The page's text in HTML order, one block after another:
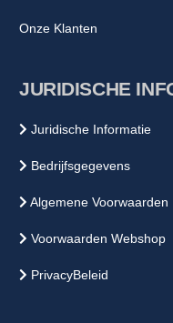
Onze Klanten
JURIDISCHE
Juridische Informatie
Bedrijfsgegevens
Algemene Voorwaarden
Voorwaarden Webshop
PrivacyBeleid